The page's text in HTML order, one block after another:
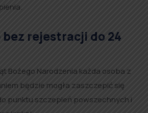
rejestracji do 24
Bożego Narodzenia każda osoba z
będzie mogła zaszczepić się
punktu szczepień powszechnych i